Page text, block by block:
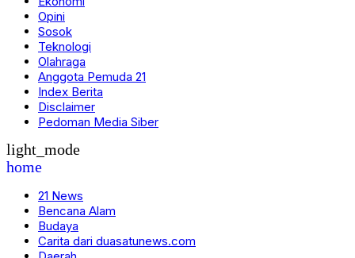
Opini
Sosok
Teknologi
Olahraga
Anggota Pemuda 21
Index Berita
Disclaimer
Pedoman Media Siber
light_mode
home
21 News
Bencana Alam
Budaya
Carita dari duasatunews.com